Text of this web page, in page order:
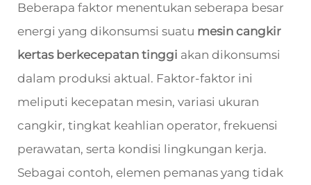
Beberapa faktor menentukan seberapa besar
energi yang dikonsumsi suatu mesin cangkir
kertas berkecepatan tinggi akan dikonsumsi
dalam produksi aktual. Faktor-faktor ini
meliputi kecepatan mesin, variasi ukuran
cangkir, tingkat keahlian operator, frekuensi
perawatan, serta kondisi lingkungan kerja.
Sebagai contoh, elemen pemanas yang tidak